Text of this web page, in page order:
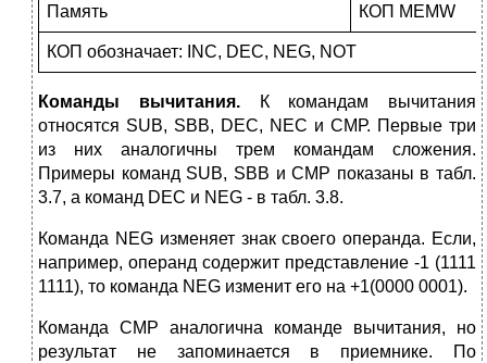
Память КОП MEMW
КОП обозначает: INC, DEC, NEG, NOT
Команды вычитания.К командам вычитания
относятся SUB, SBB, DEC, NEC и СМР. Первые три
из них аналогичны трем командам сложе­ния.
Примеры команд SUB, SBB и СМР показаны в табл.
3.7, а команд DEC и NEG - в табл. 3.8.
Команда NEG изменяет знак своего операнда. Если,
например, опе­ранд содержит представление -1 (1111
1111), то команда NEG изменит его на +1(0000 0001).
Команда СМР аналогична команде вычитания, но
результат не запоми­нается в приемнике. По